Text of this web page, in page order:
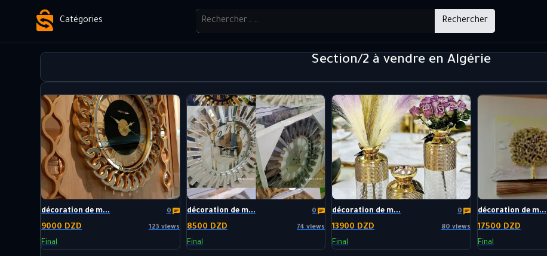
Catégories Rechercher
Section/2 à vendre en Algérie
décoration de m... 0
9000 DZD 123 views
Final
décoration de m... 0
8500 DZD 74 views
Final
décoration de m... 0
13900 DZD 80 views
Final
décoration de m...
17500 DZD
Final